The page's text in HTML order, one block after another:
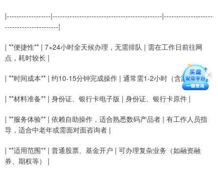
|------------------|---------------------------------------------|--------------------
----------------------|
| **便捷性** | 7×24小时全天候办理，无需排队 | 需在工作日前往网
点，耗时较长 |
| **时间成本** | 约10-15分钟完成操作 | 通常需1-2小时（含路途） |
| **材料准备** | 身份证、银行卡电子版 | 身份证、银行卡原件 |
| **服务体验** | 依赖自助操作，适合熟悉数码产品者 | 有工作人员指
导，适合中老年或需面对面咨询者 |
| **适用范围** | 普通股票、基金开户 | 可办理复杂业务（如融资融
券、期权等） |